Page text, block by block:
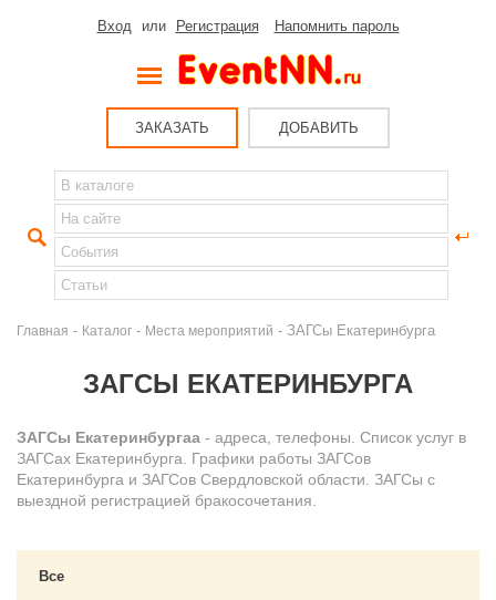
Вход или Регистрация Напомнить пароль
ЗАКАЗАТЬ ДОБАВИТЬ
Главная - Каталог - Места мероприятий - ЗАГСы Екатеринбурга
ЗАГСЫ ЕКАТЕРИНБУРГА
ЗАГСы Екатеринбургаа - адреса, телефоны. Список услуг в
ЗАГСах Екатеринбурга. Графики работы ЗАГСов
Екатеринбурга и ЗАГСов Свердловской области. ЗАГСы с
выездной регистрацией бракосочетания.
Все